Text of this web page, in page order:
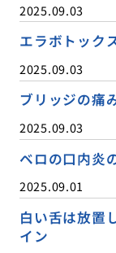
2025.09.03
エラボトック
2025.09.03
ブリッジの痛
2025.09.03
ベロの口内炎
2025.09.01
白い舌は放置
イン